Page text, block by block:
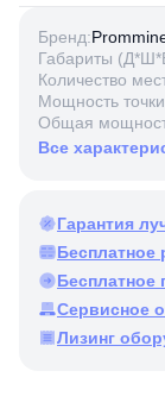
Бренд:
Габариты
Количество
Мощность
Общая
Все
Гарантия
Бесплатное
Бесплатное
Сервисное
Лизинг